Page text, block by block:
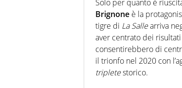
nell'ambito della
ruolo di libero.
Solo per quanto è
Brignone è la
tigre di La Sallearriva
aver centrato dei
consentirebbero di
il trionfo nel 2020 con
tripletestorico.